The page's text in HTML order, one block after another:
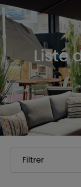
Liste
Filtrer